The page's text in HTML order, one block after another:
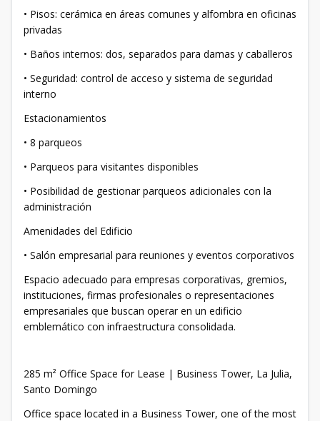
• Pisos: cerámica en áreas comunes y alfombra en oficinas
privadas
• Baños internos: dos, separados para damas y caballeros
• Seguridad: control de acceso y sistema de seguridad
interno
Estacionamientos
• 8 parqueos
• Parqueos para visitantes disponibles
• Posibilidad de gestionar parqueos adicionales con la
administración
Amenidades del Edificio
• Salón empresarial para reuniones y eventos corporativos
Espacio adecuado para empresas corporativas, gremios,
instituciones, firmas profesionales o representaciones
empresariales que buscan operar en un edificio
emblemático con infraestructura consolidada.
285 m² Office Space for Lease | Business Tower, La Julia,
Santo Domingo
Office space located in a Business Tower, one of the most